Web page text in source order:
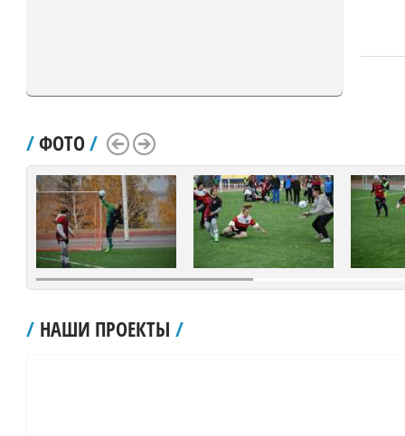
/ФОТО/
Scroll LeftScroll Right
/ НАШИ ПРОЕКТЫ /